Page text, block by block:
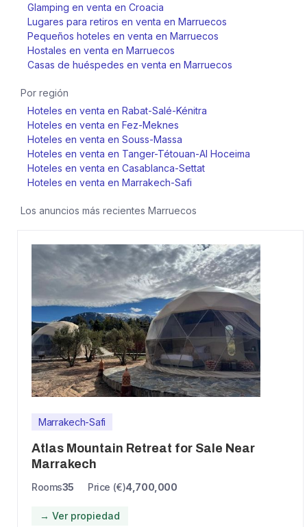
Glamping en venta en Croacia
Lugares para retiros en venta en Marruecos
Pequeños hoteles en venta en Marruecos
Hostales en venta en Marruecos
Casas de huéspedes en venta en Marruecos
Por región
Hoteles en venta en Rabat-Salé-Kénitra
Hoteles en venta en Fez-Meknes
Hoteles en venta en Souss-Massa
Hoteles en venta en Tanger-Tétouan-Al Hoceima
Hoteles en venta en Casablanca-Settat
Hoteles en venta en Marrakech-Safi
Los anuncios más recientes Marruecos
Marrakech-Safi
Atlas Mountain Retreat for Sale Near
Marrakech
Rooms35 Price (€)4,700,000
→ Ver propiedad